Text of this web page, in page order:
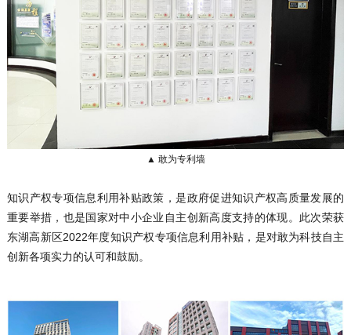
▲ 敢为专利墙
知识产权专项信息利用补贴政策，是政府促进知识产权高质量发展的
重要举措，也是国家对中小企业自主创新高度支持的体现。此次荣获
东湖高新区2022年度知识产权专项信息利用补贴，是对敢为科技自主
创新各项实力的认可和鼓励。